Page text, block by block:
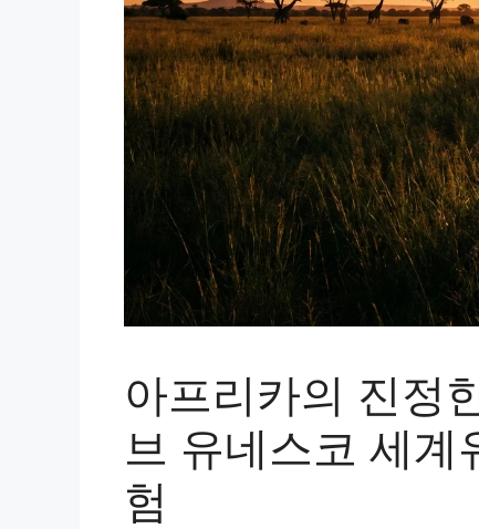
아프리카의 진정
브 유네스코 세계
험